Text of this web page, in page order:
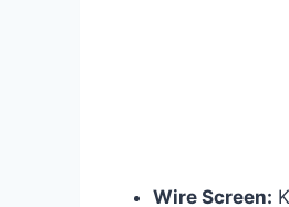
Wire Screen: